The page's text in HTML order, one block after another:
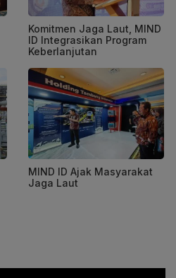
Komitmen Jaga Laut, MIND
ID Integrasikan Program
Keberlanjutan
MIND ID Ajak Masyarakat
Jaga Laut